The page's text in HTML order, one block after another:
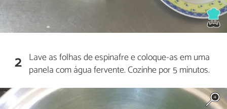
2 Lave as folhas de espinafre e coloque-as em uma
panela com água fervente. Cozinhe por 5 minutos.